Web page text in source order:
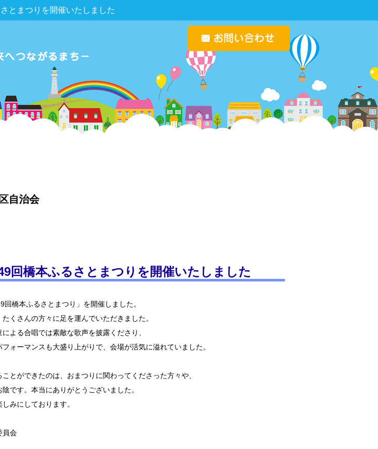
とまつりを開催いたしました
自治会
回橋本ふるさとまつりを開催いたしました
回橋本ふるさとまつり」を開催しました。
くさんの方々に足を運んでいただきました。
よる合唱では素敵な歌声を披露くださり、
ォーマンスも大盛り上がりで、会場が活気に溢れていました。
とができたのは、おまつりに関わってくださった方々や、
です。本当にありがとうございました。
みにしております。
員会